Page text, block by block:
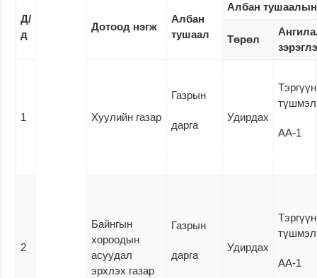
Д/
д
Дотоод нэгж
Албан
тушаал
Албан тушаалын
Төрөл
1 Хуулийн газар
Газрын
дарга
Удирдах
Тэргүүн
АА-1
2
Байнгын
хороодын
асуудал
эрхлэх газар
Газрын
дарга
Удирдах
Тэргүүн
АА-1